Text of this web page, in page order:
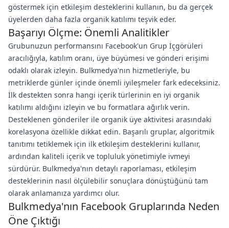
göstermek için etkileşim desteklerini kullanın, bu da gerçek
üyelerden daha fazla organik katılımı teşvik eder.
Başarıyı Ölçme: Önemli Analitikler
Grubunuzun performansını Facebook'un Grup İçgörüleri
aracılığıyla, katılım oranı, üye büyümesi ve gönderi erişimi
odaklı olarak izleyin. Bulkmedya'nın hizmetleriyle, bu
metriklerde günler içinde önemli iyileşmeler fark edeceksiniz.
İlk destekten sonra hangi içerik türlerinin en iyi organik
katılımı aldığını izleyin ve bu formatlara ağırlık verin.
Desteklenen gönderiler ile organik üye aktivitesi arasındaki
korelasyona özellikle dikkat edin. Başarılı gruplar, algoritmik
tanıtımı tetiklemek için ilk etkileşim desteklerini kullanır,
ardından kaliteli içerik ve topluluk yönetimiyle ivmeyi
sürdürür. Bulkmedya'nın detaylı raporlaması, etkileşim
desteklerinin nasıl ölçülebilir sonuçlara dönüştüğünü tam
olarak anlamanıza yardımcı olur.
Bulkmedya'nın Facebook Gruplarında Neden
Öne Çıktığı